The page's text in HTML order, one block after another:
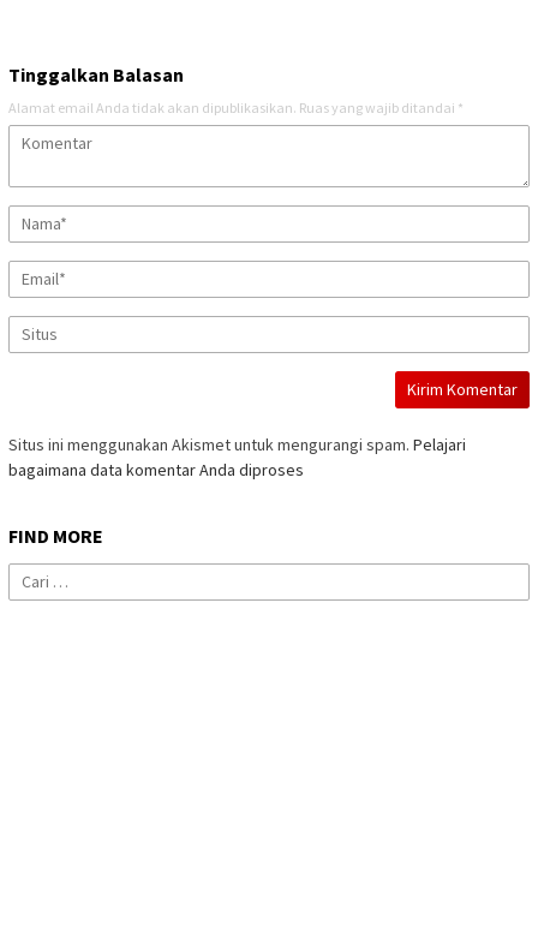
Tinggalkan Balasan
Alamat email Anda tidak akan dipublikasikan. Ruas yang wajib ditandai *
Situs ini menggunakan Akismet untuk mengurangi spam. Pelajari
bagaimana data komentar Anda diproses
FIND MORE
Cari
untuk: